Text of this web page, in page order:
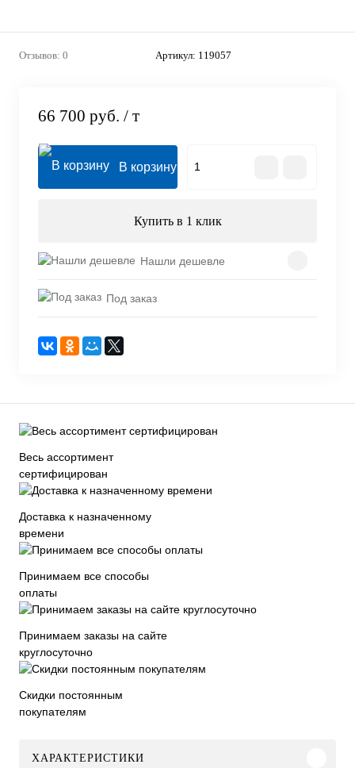
Отзывов: 0 Артикул: 119057
66 700 руб. / т
В корзину
Купить в 1 клик
Нашли дешевле
Под заказ
Весь ассортимент
сертифицирован
Доставка к назначенному
времени
Принимаем все способы
оплаты
Принимаем заказы на сайте
круглосуточно
Скидки постоянным
покупателям
ХАРАКТЕРИСТИКИ